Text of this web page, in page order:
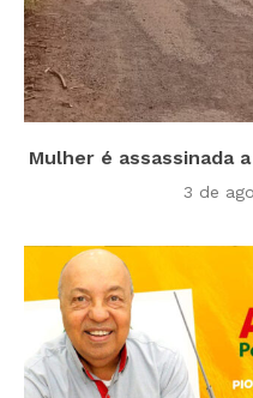
Mulher é assassinada
3 de